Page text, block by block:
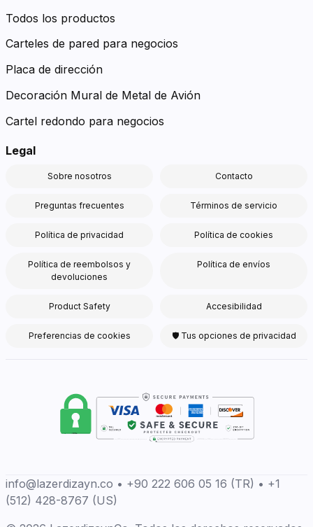
Todos los productos
Carteles de pared para negocios
Placa de dirección
Decoración Mural de Metal de Avión
Cartel redondo para negocios
Legal
Sobre nosotros Contacto
Preguntas frecuentes Términos de servicio
Política de privacidad Política de cookies
Política de reembolsos y
devoluciones
Política de envíos
Product Safety Accesibilidad
Preferencias de cookies 🛡 Tus opciones de privacidad
info@lazerdizayn.co • +90 222 606 05 16 (TR) • +1
(512) 428-8767 (US)